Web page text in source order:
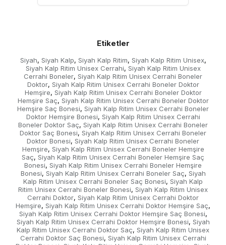
Etiketler
Siyah, Siyah Kalp, Siyah Kalp Ritim, Siyah Kalp Ritim Unisex,
Siyah Kalp Ritim Unisex Cerrahi, Siyah Kalp Ritim Unisex
Cerrahi Boneler, Siyah Kalp Ritim Unisex Cerrahi Boneler
Doktor, Siyah Kalp Ritim Unisex Cerrahi Boneler Doktor
Hemşire, Siyah Kalp Ritim Unisex Cerrahi Boneler Doktor
Hemşire Saç, Siyah Kalp Ritim Unisex Cerrahi Boneler Doktor
Hemşire Saç Bonesi, Siyah Kalp Ritim Unisex Cerrahi Boneler
Doktor Hemşire Bonesi, Siyah Kalp Ritim Unisex Cerrahi
Boneler Doktor Saç, Siyah Kalp Ritim Unisex Cerrahi Boneler
Doktor Saç Bonesi, Siyah Kalp Ritim Unisex Cerrahi Boneler
Doktor Bonesi, Siyah Kalp Ritim Unisex Cerrahi Boneler
Hemşire, Siyah Kalp Ritim Unisex Cerrahi Boneler Hemşire
Saç, Siyah Kalp Ritim Unisex Cerrahi Boneler Hemşire Saç
Bonesi, Siyah Kalp Ritim Unisex Cerrahi Boneler Hemşire
Bonesi, Siyah Kalp Ritim Unisex Cerrahi Boneler Saç, Siyah
Kalp Ritim Unisex Cerrahi Boneler Saç Bonesi, Siyah Kalp
Ritim Unisex Cerrahi Boneler Bonesi, Siyah Kalp Ritim Unisex
Cerrahi Doktor, Siyah Kalp Ritim Unisex Cerrahi Doktor
Hemşire, Siyah Kalp Ritim Unisex Cerrahi Doktor Hemşire Saç,
Siyah Kalp Ritim Unisex Cerrahi Doktor Hemşire Saç Bonesi,
Siyah Kalp Ritim Unisex Cerrahi Doktor Hemşire Bonesi, Siyah
Kalp Ritim Unisex Cerrahi Doktor Saç, Siyah Kalp Ritim Unisex
Cerrahi Doktor Saç Bonesi, Siyah Kalp Ritim Unisex Cerrahi